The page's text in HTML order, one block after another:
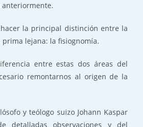
anteriormente.
la principal distinción entre la
lejana: la fisiognomía.
entre estas dos áreas del
remontarnos al origen de la
y teólogo suizo Johann Kaspar
detalladas observaciones y del